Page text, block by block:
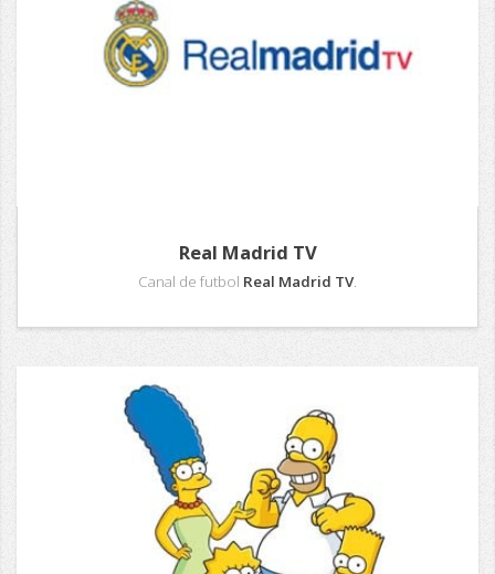
Real Madrid TV
Canal de futbol Real Madrid TV.